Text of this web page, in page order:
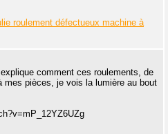
roulement défectueux machine à
comment ces roulements, de
mes pièces, je vois la lumière au bout